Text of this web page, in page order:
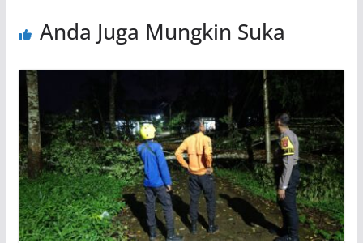
Anda Juga Mungkin Suka